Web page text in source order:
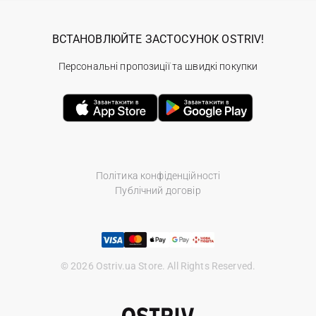
Політика конфіденційності
Публічний договір
© 2026 Ostriv.ua Store. All Rights Reserved.
ВСТАНОВЛЮЙТЕ ЗАСТОСУНОК OSTRIV!
Персональні пропозиції та швидкі покупки